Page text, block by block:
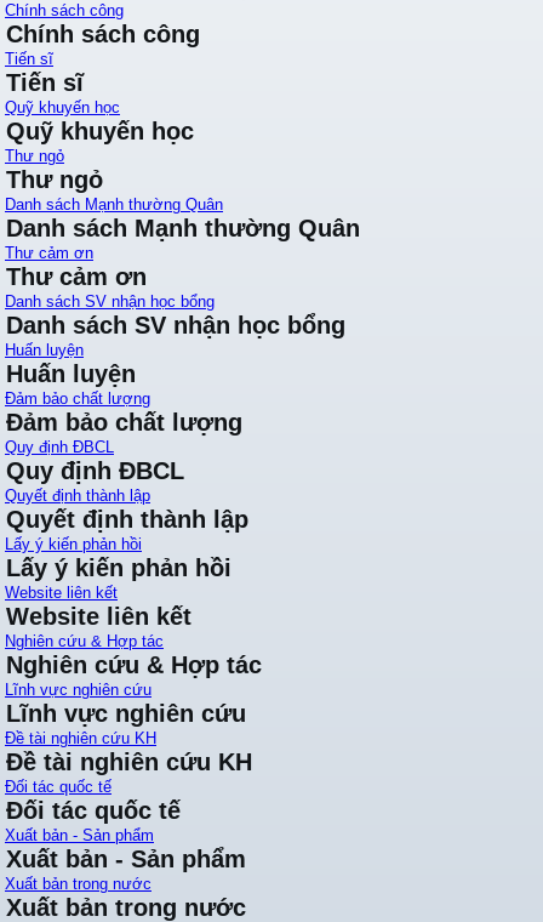
Chính sách công
Chính sách công
Tiến sĩ
Tiến sĩ
Quỹ khuyến học
Quỹ khuyến học
Thư ngỏ
Thư ngỏ
Danh sách Mạnh thường Quân
Danh sách Mạnh thường Quân
Thư cảm ơn
Thư cảm ơn
Danh sách SV nhận học bổng
Danh sách SV nhận học bổng
Huấn luyện
Huấn luyện
Đảm bảo chất lượng
Đảm bảo chất lượng
Quy định ĐBCL
Quy định ĐBCL
Quyết định thành lập
Quyết định thành lập
Lấy ý kiến phản hồi
Lấy ý kiến phản hồi
Website liên kết
Website liên kết
Nghiên cứu & Hợp tác
Nghiên cứu & Hợp tác
Lĩnh vực nghiên cứu
Lĩnh vực nghiên cứu
Đề tài nghiên cứu KH
Đề tài nghiên cứu KH
Đối tác quốc tế
Đối tác quốc tế
Xuất bản - Sản phẩm
Xuất bản - Sản phẩm
Xuất bản trong nước
Xuất bản trong nước